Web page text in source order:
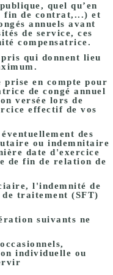
quel qu’en
fin de contrat,...) et
annuels avant
de service, ces
compensatrice.
pris qui donnent lieu
en compte pour
de congé annuel
versée lors de
effectif de vos
des
ou indemnitaire
date d'exercice
de fin de relation de
l'indemnité de
traitement (SFT)
suivants ne
individuelle ou